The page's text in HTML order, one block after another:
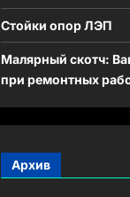
Стойки опор ЛЭП
Малярный скотч:
при ремонтных
Архив